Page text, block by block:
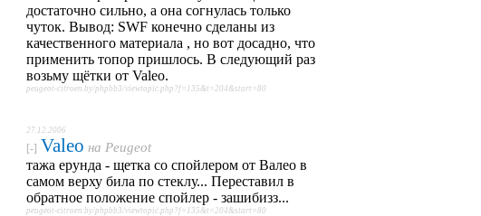
достаточно сильно, а она согнулась только
чуток. Вывод: SWF конечно сделаны из
качественного материала , но вот досадно, что
применить топор пришлось. В следующий раз
возьму щётки от Valeo.
peugeot-citroen.by/phpbb3/viewtopic.php?f=135&t=204&start=80
27.12.2006
[-] Valeo на Peugeot
тажа ерунда - щетка со спойлером от Валео в
самом верху била по стеклу... Переставил в
обратное положение спойлер - зашибизз...
peugeot-citroen.by/phpbb3/viewtopic.php?f=135&t=204&start=80